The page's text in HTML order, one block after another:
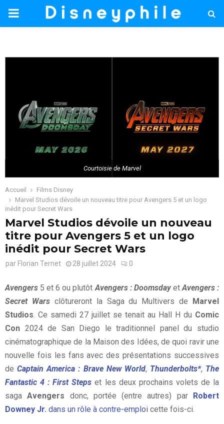
PRIMARY
Courtoisie de Marvel
Accueil
Films Disney
Marvel Studios dévoile un nouveau titre pour Avengers 5 et un logo
inédit pour Secret Wars
Marvel Studios dévoile un nouveau
titre pour Avengers 5 et un logo
inédit pour Secret Wars
par Florian Ternet 28 juillet 2024 0
Avengers 5 et 6 ou plutôt Avengers : Doomsdayet Avengers :
Secret Warsclôtureront la Saga du Multivers de Marvel
Studios . Ce samedi 27 juillet se tenait au Hall H du Comic
Con 2024 de San Diego le traditionnel panel du studio
cinématographique de la Maison des Idées, de quoi ravir une
nouvelle fois les fans avec des présentations successives
deCaptain America : Brave New World, Thunderbolts*, The
Fantastic 4 : First Steps et les deux prochains volets de la
sagaAvengers donc, portée (entre autres) par Robert
Downey Jr. dans un rôle à contre-emploi cette fois-ci.